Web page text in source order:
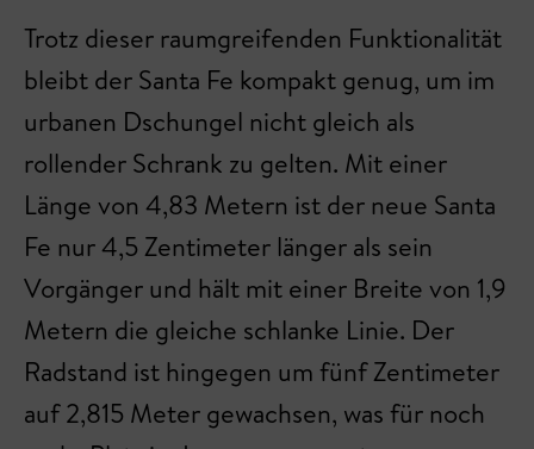
Trotz dieser raumgreifenden Funktionalität
bleibt der Santa Fe kompakt genug, um im
urbanen Dschungel nicht gleich als
rollender Schrank zu gelten. Mit einer
Länge von 4,83 Metern ist der neue Santa
Fe nur 4,5 Zentimeter länger als sein
Vorgänger und hält mit einer Breite von 1,9
Metern die gleiche schlanke Linie. Der
Radstand ist hingegen um fünf Zentimeter
auf 2,815 Meter gewachsen, was für noch